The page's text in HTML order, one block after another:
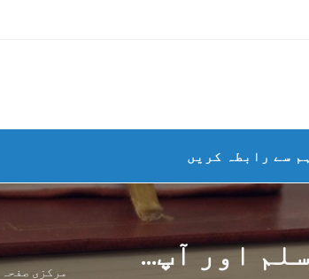
ہم سے رابطہ کریں
اور آپ... مرکزی صفحہ